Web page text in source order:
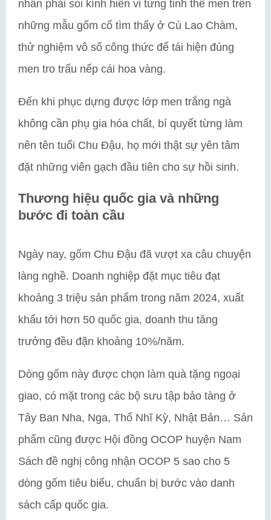
nhân phải soi kính hiển vi từng tinh thể men trên
những mẫu gốm cổ tìm thấy ở Cù Lao Chàm,
thử nghiệm vô số công thức để tái hiện đúng
men tro trấu nếp cái hoa vàng.
Đến khi phục dựng được lớp men trắng ngà
không cần phụ gia hóa chất, bí quyết từng làm
nên tên tuổi Chu Đậu, họ mới thật sự yên tâm
đặt những viên gạch đầu tiên cho sự hồi sinh.
Thương hiệu quốc gia và những
bước đi toàn cầu
Ngày nay, gốm Chu Đậu đã vượt xa câu chuyện
làng nghề. Doanh nghiệp đặt mục tiêu đạt
khoảng 3 triệu sản phẩm trong năm 2024, xuất
khẩu tới hơn 50 quốc gia, doanh thu tăng
trưởng đều đặn khoảng 10%/năm.
Dòng gốm này được chọn làm quà tặng ngoại
giao, có mặt trong các bộ sưu tập bảo tàng ở
Tây Ban Nha, Nga, Thổ Nhĩ Kỳ, Nhật Bản… Sản
phẩm cũng được Hội đồng OCOP huyện Nam
Sách đề nghị công nhận OCOP 5 sao cho 5
dòng gốm tiêu biểu, chuẩn bị bước vào danh
sách cấp quốc gia.